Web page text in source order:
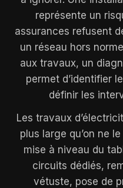
représente un
assurances refusent
un réseau hors
aux travaux, un
permet d’identifier
définir les
Les travaux
plus large qu’on ne
mise à niveau du
circuits dédiés,
vétuste, pose de